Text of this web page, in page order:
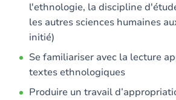
l'ethnologie, la discipline
les autres sciences humaines
initié)
Se familiariser avec la lecture
textes ethnologiques
Produire un travail